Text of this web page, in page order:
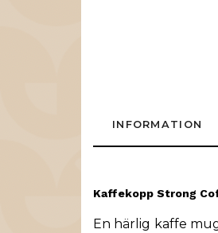
INFORMATION
Kaffekopp Strong
En härlig kaffe